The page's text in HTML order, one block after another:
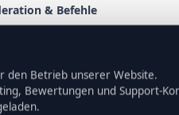
& Befehle
nach Bedarf
den Betrieb unserer Website.
Bewertungen und Support-